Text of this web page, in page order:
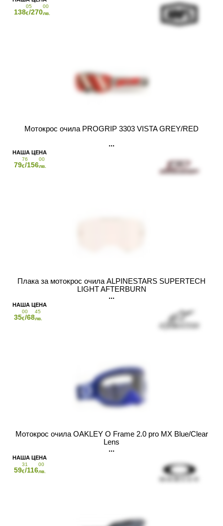
138
05
€/270
00
лв.
Мотокрос очила PROGRIP 3303 VISTA GREY/RED
79
76
€/156
00
лв.
Плака за мотокрос очила ALPINESTARS SUPERTECH
LIGHT AFTERBURN
35
00
€/68
45
лв.
Мотокрос очила OAKLEY O Frame 2.0 pro MX Blue/Clear
Lens
59
31
€/116
00
лв.